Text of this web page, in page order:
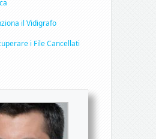
il Vidigrafo
i File Cancellati